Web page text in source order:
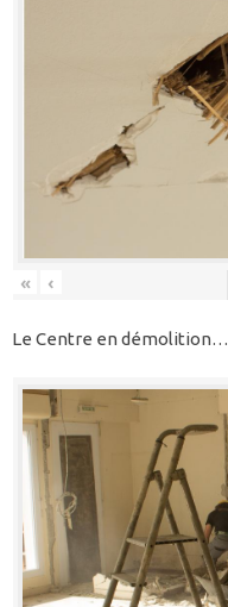
« ‹
Le Centre en démolition…